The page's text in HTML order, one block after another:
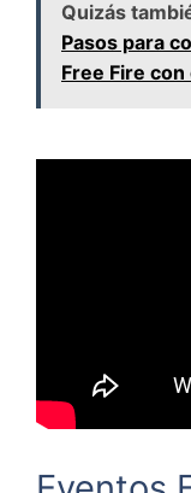
Quizás
Pasos para
Free Fire